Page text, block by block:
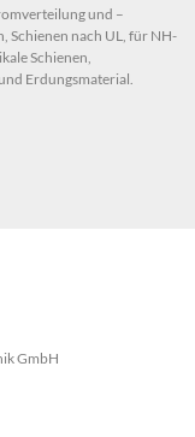
und –
Schienen nach UL, für NH-
Schienen,
Erdungsmaterial.
GmbH